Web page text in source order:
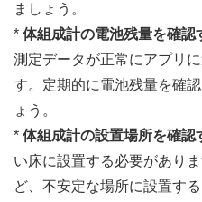
ましょう。
* 体組成計の電池残量を確認
測定データが正常にアプリ
す。定期的に電池残量を確
ょう。
* 体組成計の設置場所を確認
い床に設置する必要があり
ど、不安定な場所に設置す